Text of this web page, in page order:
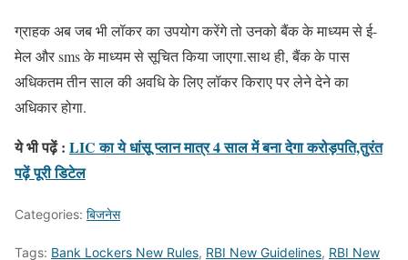
ग्राहक अब जब भी लॉकर का उपयोग करेंगे तो उनको बैंक के माध्यम से ई-
मेल और sms के माध्यम से सूचित किया जाएगा.साथ ही, बैंक के पास
अधिकतम तीन साल की अवधि के लिए लॉकर किराए पर लेने देने का
अधिकार होगा.
ये भी पढ़ें : LIC का ये धांसू प्लान मात्र 4 साल में बना देगा करोड़पति,तुरंत
पढ़ें पूरी डिटेल
Categories: बिजनेस
Tags: Bank Lockers New Rules, RBI New Guidelines, RBI New